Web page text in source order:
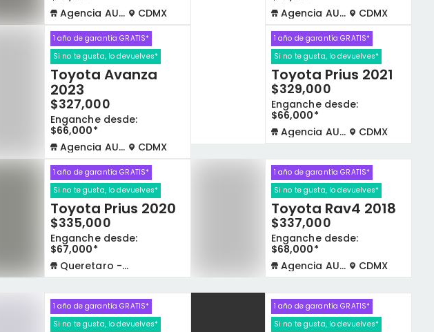
Agencia AUTOCOM
CDMX
Agencia AUTOCOM
CDMX
1 año de garantía GRATIS*
Si no te gusta, lo devuelves*
Toyota Avanza
2023
$327,000
Enganche desde:
$66,000*
Agencia AUTOCOM
CDMX
1 año de garantía GRATIS*
Si no te gusta, lo devuelves*
Toyota Prius 2021
$329,000
Enganche desde:
$66,000*
Agencia AUTOCOM
CDMX
1 año de garantía GRATIS*
Si no te gusta, lo devuelves*
Toyota Prius 2020
$335,000
Enganche desde:
$67,000*
Queretaro - La Capilla
1 año de garantía GRATIS*
Si no te gusta, lo devuelves*
Toyota Rav4 2018
$337,000
Enganche desde:
$68,000*
Agencia AUTOCOM
CDMX
1 año de garantía GRATIS*
Si no te gusta, lo devuelves*
1 año de garantía GRATIS*
Si no te gusta, lo devuelves*